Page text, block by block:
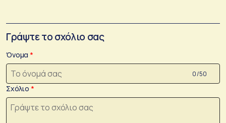
Γράψτε το σχόλιο σας
Όνομα
0 /50
Σχόλιο